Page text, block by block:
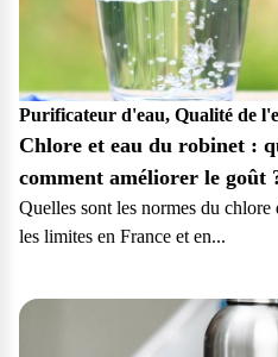
Purificateur d'eau, Qualité de
Chlore et eau du robinet :
comment améliorer le goût
Quelles sont les normes du chlore
les limites en France et en...